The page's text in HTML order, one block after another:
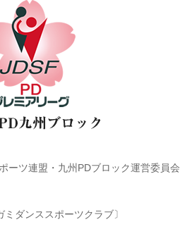
ーツ連盟・九州PDブロック運営委員会
ミダンススポーツクラブ〕